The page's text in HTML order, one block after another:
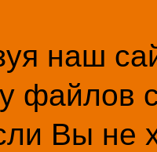
наш
файлов
Вы не